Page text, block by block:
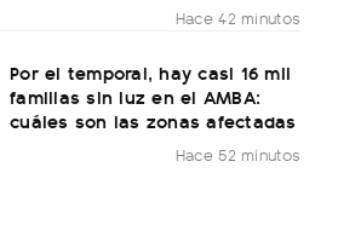
Hace 42 minutos
Por el temporal, hay casi 16 mil
familias sin luz en el AMBA:
cuáles son las zonas afectadas
Hace 52 minutos